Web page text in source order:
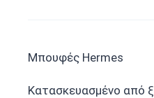
Μπουφές Hermes
Κατασκευασμένο από